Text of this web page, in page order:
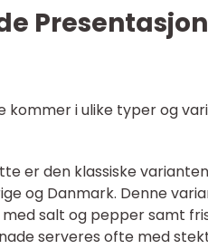
kommer i ulike typer og
er den klassiske
og Danmark. Denne
salt og pepper samt
serveres ofte med